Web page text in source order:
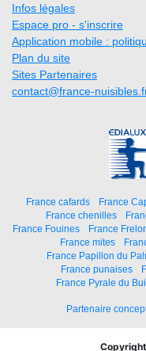
Infos légales
Espace pro - s'inscrire
Application mobile :
Plan du site
Sites Partenaires
contact@france-
France cafards France
France chenilles
France Fouines
France
France mites
France Papillon du
France punaises
France Pyrale du
Partenaire